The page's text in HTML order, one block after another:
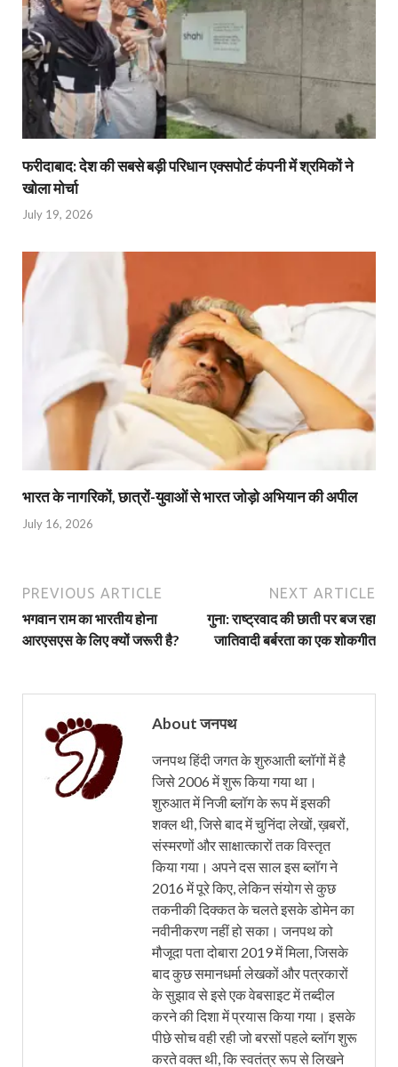
फरीदाबाद: देश की सबसे बड़ी परिधान एक्सपोर्ट कंपनी में श्रमिकों ने
खोला मोर्चा
July 19, 2026
भारत के नागरिकों, छात्रों-युवाओं से भारत जोड़ो अभियान की अपील
July 16, 2026
PREVIOUS ARTICLE
भगवान राम का भारतीय होना
आरएसएस के लिए क्यों जरूरी है?
NEXT ARTICLE
गुना: राष्ट्रवाद की छाती पर बज रहा
जातिवादी बर्बरता का एक शोकगीत
About जनपथ
जनपथ हिंदी जगत के शुरुआती ब्लॉगों में है
जिसे 2006 में शुरू किया गया था।
शुरुआत में निजी ब्लॉग के रूप में इसकी
शक्ल थी, जिसे बाद में चुनिंदा लेखों, ख़बरों,
संस्मरणों और साक्षात्कारों तक विस्तृत
किया गया। अपने दस साल इस ब्लॉग ने
2016 में पूरे किए, लेकिन संयोग से कुछ
तकनीकी दिक्कत के चलते इसके डोमेन का
नवीनीकरण नहीं हो सका। जनपथ को
मौजूदा पता दोबारा 2019 में मिला, जिसके
बाद कुछ समानधर्मा लेखकों और पत्रकारों
के सुझाव से इसे एक वेबसाइट में तब्दील
करने की दिशा में प्रयास किया गया। इसके
पीछे सोच वही रही जो बरसों पहले ब्लॉग शुरू
करते वक्त थी, कि स्वतंत्र रूप से लिखने